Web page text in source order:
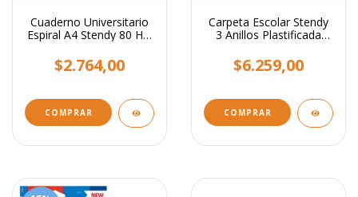
Cuaderno Universitario
Espiral A4 Stendy 80 Hjs
Surtidos
$2.764,00
COMPRAR
Carpeta Escolar Stendy
3 Anillos Plastificada
$6.259,00
COMPRAR